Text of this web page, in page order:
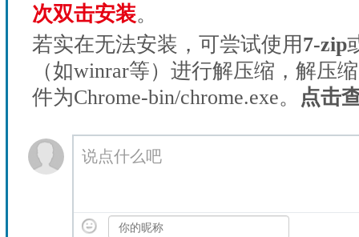
次双击安装。
若实在无法安装，可尝试使用7-zip
（如winrar等）进行解压缩，解压
件为Chrome-bin/chrome.exe。
点击
说点什么吧